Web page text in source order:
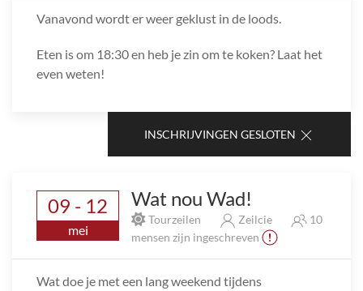
Vanavond wordt er weer geklust in de loods.
Eten is om 18:30 en heb je zin om te koken? Laat het
even weten!
INSCHRIJVINGEN GESLOTEN
09 - 12
mei
Wat nou Wad!
Tourzeilen Zeilcie
10
mensen zijn ingeschreven
Wat doe je met een lang weekend tijdens